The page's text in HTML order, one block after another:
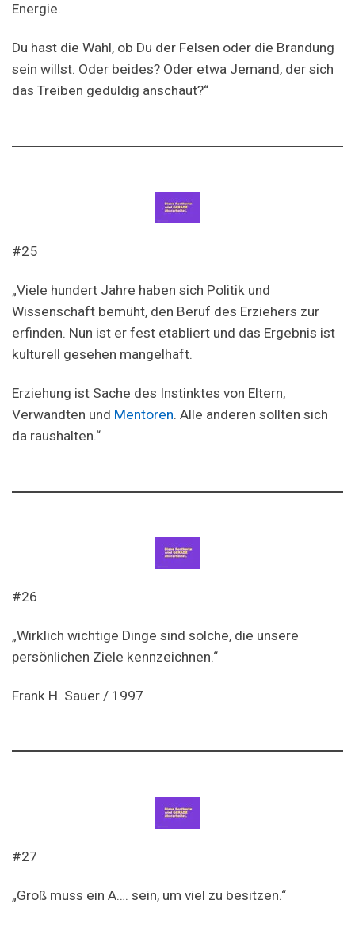
Energie.
Du hast die Wahl, ob Du der Felsen oder die Brandung
sein willst. Oder beides? Oder etwa Jemand, der sich
das Treiben geduldig anschaut?“
#25
„Viele hundert Jahre haben sich Politik und
Wissenschaft bemüht, den Beruf des Erziehers zur
erfinden. Nun ist er fest etabliert und das Ergebnis ist
kulturell gesehen mangelhaft.
Erziehung ist Sache des Instinktes von Eltern,
Verwandten und Mentoren. Alle anderen sollten sich
da raushalten.“
#26
„Wirklich wichtige Dinge sind solche, die unsere
persönlichen Ziele kennzeichnen.“
Frank H. Sauer / 1997
#27
„Groß muss ein A…. sein, um viel zu besitzen.“